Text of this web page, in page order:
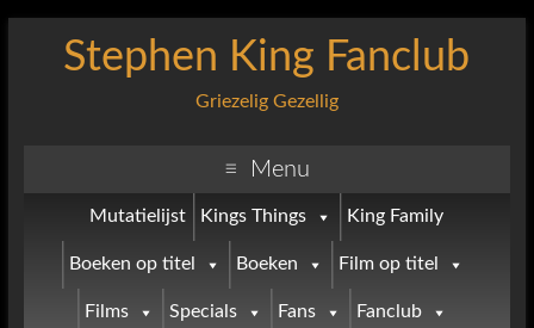
Stephen King Fanclub
Griezelig Gezellig
Menu
Mutatielijst Kings Things King Family
Boeken op titel Boeken Film op titel
Films Specials Fans Fanclub